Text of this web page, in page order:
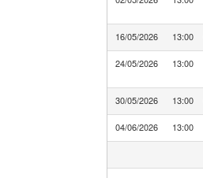
16/05/2026 13:00
24/05/2026 13:00
30/05/2026 13:00
04/06/2026 13:00